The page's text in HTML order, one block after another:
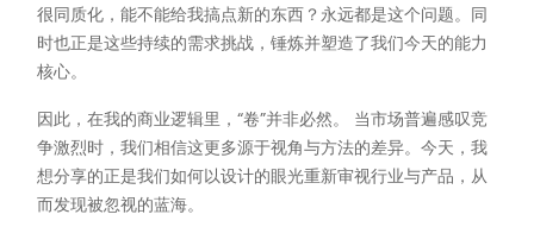
很同质化，能不能给我搞点新的东西？永远都是这个问题。同
时也正是这些持续的需求挑战，锤炼并塑造了我们今天的能力
核心。
因此，在我的商业逻辑里，“卷”并非必然。 当市场普遍感叹竞
争激烈时，我们相信这更多源于视角与方法的差异。今天，我
想分享的正是我们如何以设计的眼光重新审视行业与产品，从
而发现被忽视的蓝海。